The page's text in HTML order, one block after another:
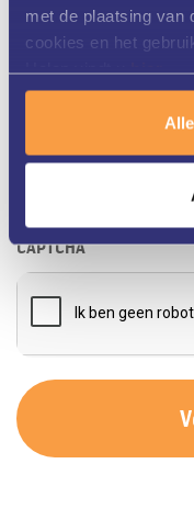
met de plaatsing van
cookies en het
Helon vindt uhier.
CAPTCHA